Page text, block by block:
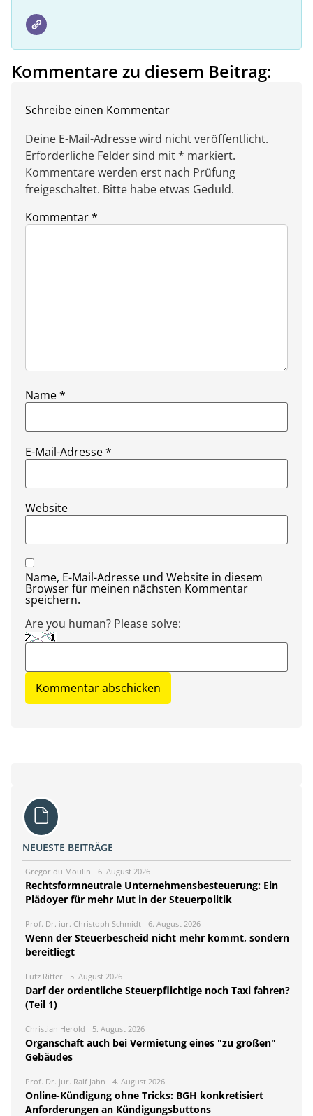
Kommentare zu diesem Beitrag:
Schreibe einen Kommentar
Deine E-Mail-Adresse wird nicht veröffentlicht.
Erforderliche Felder sind mit * markiert.
Kommentare werden erst nach Prüfung
freigeschaltet. Bitte habe etwas Geduld.
Kommentar*
Name*
E-Mail-Adresse*
Website
Name, E-Mail-Adresse und Website in diesem
Browser für meinen nächsten Kommentar
speichern.
Are you human? Please solve:
NEUESTE BEITRÄGE
Gregor du Moulin 6. August 2026
Rechtsformneutrale Unternehmensbesteuerung: Ein
Plädoyer für mehr Mut in der Steuerpolitik
Prof. Dr. iur. Christoph Schmidt 6. August 2026
Wenn der Steuerbescheid nicht mehr kommt, sondern
bereitliegt
Lutz Ritter 5. August 2026
Darf der ordentliche Steuerpflichtige noch Taxi fahren?
(Teil 1)
Christian Herold 5. August 2026
Organschaft auch bei Vermietung eines "zu großen"
Gebäudes
Prof. Dr. jur. Ralf Jahn 4. August 2026
Online-Kündigung ohne Tricks: BGH konkretisiert
Anforderungen an Kündigungsbuttons